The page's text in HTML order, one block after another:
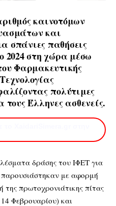
καινοτόμων
και
σπάνιες παθήσεις
2024 στη χώρα μέσω
Φαρμακευτικής
πολύτιμες
τους Έλληνες ασθενείς.
δράσης του ΙΦΕΤ για
με αφορμή
της πρωτοχρονιάτικης πίτας
Φεβρουαρίου) και